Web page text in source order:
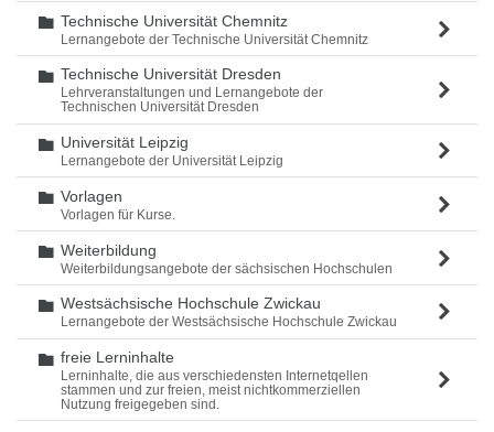
Ordner
Technische Universität Chemnitz
Lernangebote der Technische Universität Chemnitz
Ordner
Technische Universität Dresden
Lehrveranstaltungen und Lernangebote der
Technischen Universität Dresden
Ordner
Universität Leipzig
Lernangebote der Universität Leipzig
Ordner
Vorlagen
Vorlagen für Kurse.
Ordner
Weiterbildung
Weiterbildungsangebote der sächsischen Hochschulen
Ordner
Westsächsische Hochschule Zwickau
Lernangebote der Westsächsische Hochschule Zwickau
Ordner
freie Lerninhalte
Lerninhalte, die aus verschiedensten Internetqellen
stammen und zur freien, meist nichtkommerziellen
Nutzung freigegeben sind.